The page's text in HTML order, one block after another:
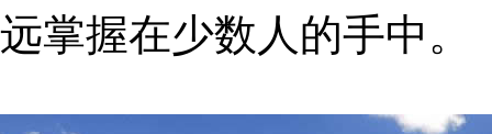
远掌握在少数人的手中。